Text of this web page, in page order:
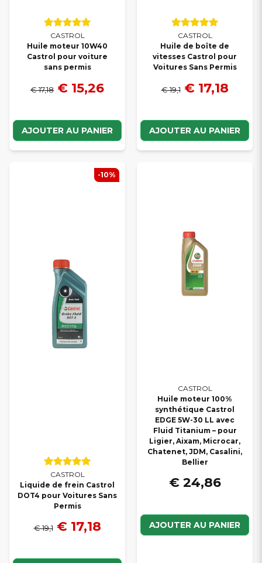
CASTROL
Huile moteur 10W40
Castrol pour voiture
sans permis
€ 17,18 € 15,26
AJOUTER AU PANIER
CASTROL
Huile de boîte de
vitesses Castrol pour
Voitures Sans Permis
€ 19,1 € 17,18
AJOUTER AU PANIER
CASTROL
Liquide de frein Castrol
DOT4 pour Voitures Sans
Permis
€ 19,1 € 17,18
-10%
CASTROL
Huile moteur 100%
synthétique Castrol
EDGE 5W-30 LL avec
Fluid Titanium – pour
Ligier, Aixam, Microcar,
Chatenet, JDM, Casalini,
Bellier
€ 24,86
AJOUTER AU PANIER